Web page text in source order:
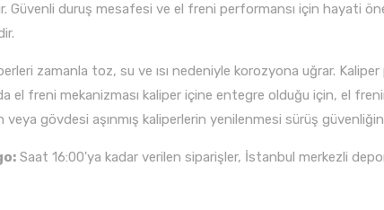
Güvenli duruş mesafesi ve el freni performansı için hayati
zamanla toz, su ve ısı nedeniyle korozyona uğrar. Kaliper
el freni mekanizması kaliper içine entegre olduğu için, el
veya gövdesi aşınmış kaliperlerin yenilenmesi sürüş
Saat 16:00'ya kadar verilen siparişler, İstanbul merkezli